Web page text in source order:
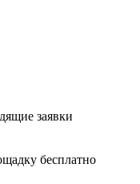
заявки
бесплатно